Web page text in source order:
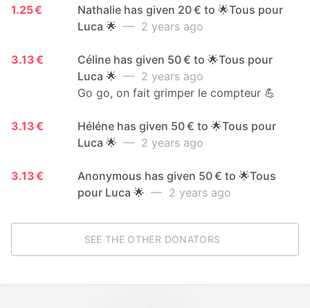
1.25 €
Nathalie has given 20 € to 🌟Tous pour
Luca 🌟 — 2 years ago
3.13 €
Céline has given 50 € to 🌟Tous pour
Luca 🌟 — 2 years ago
Go go, on fait grimper le compteur 💪
3.13 €
Héléne has given 50 € to 🌟Tous pour
Luca 🌟 — 2 years ago
3.13 €
Anonymous has given 50 € to 🌟Tous
pour Luca 🌟 — 2 years ago
SEE THE OTHER DONATORS